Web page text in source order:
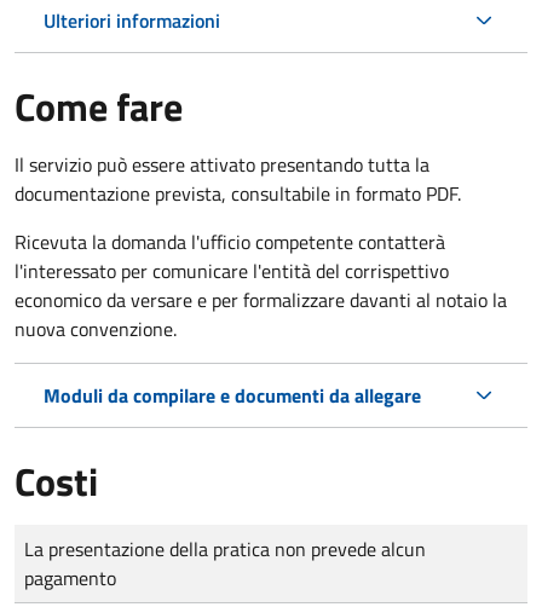
Ulteriori informazioni
Come fare
Il servizio può essere attivato presentando tutta la
documentazione prevista, consultabile in formato PDF.
Ricevuta la domanda l'ufficio competente contatterà
l'interessato per comunicare l'entità del corrispettivo
economico da versare e per formalizzare davanti al notaio la
nuova convenzione.
Moduli da compilare e documenti da allegare
Costi
Tipo di pagamento
Importo
La presentazione della pratica non prevede alcun
pagamento